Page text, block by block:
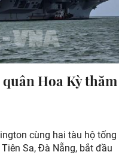
Hoa Kỳ thăm
cùng hai tàu hộ tống
Sa, Đà Nẵng, bắt đầu